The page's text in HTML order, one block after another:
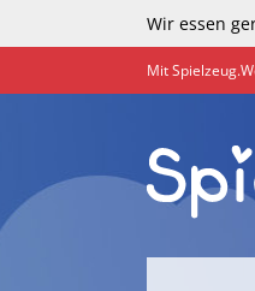
Wir essen
Mit